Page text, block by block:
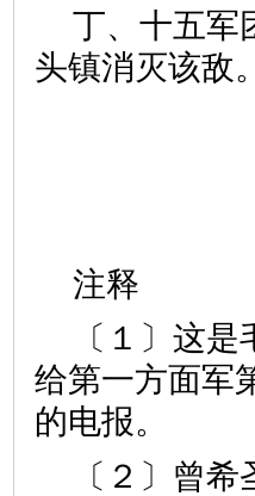
丁、十五军
头镇消灭该敌。
注释
〔１〕这
给第一方面军
的电报。
〔２〕曾